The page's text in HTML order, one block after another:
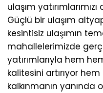
ulaşım
Güçlü bir ulaşım
kesintisiz ulaşımın
mahallelerimizde
yatırımlarıyla hem
kalitesini artırıyor
kalkınmanın